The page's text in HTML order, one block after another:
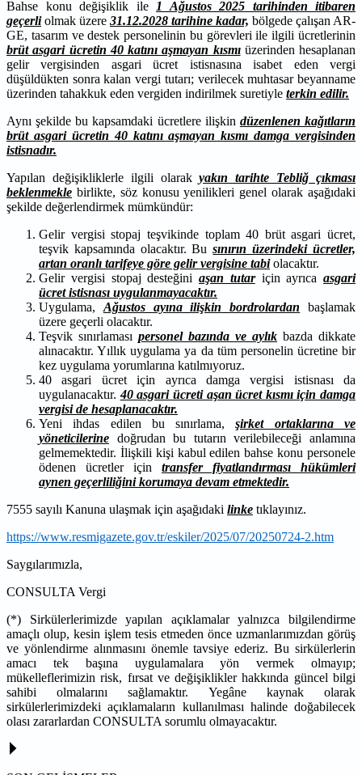
Bahse konu değişiklik ile
1 Ağustos 2025 tarihinden itibaren
geçerliolmak üzere 31.12.2028 tarihine kadar, bölgede çalışan AR-
GE, tasarım ve destek personelinin bu görevleri ile ilgili ücretlerinin
brüt asgari ücretin 40 katını aşmayan kısmıüzerinden hesaplanan
gelir vergisinden asgari ücret istisnasına isabet eden vergi
düşüldükten sonra kalan vergi tutarı; verilecek muhtasar beyanname
üzerinden tahakkuk eden vergiden indirilmek suretiyle terkin edilir.
Aynı şekilde bu kapsamdaki ücretlere ilişkin düzenlenen kağıtların
brüt asgari ücretin 40 katını aşmayan kısmı damga vergisinden
istisnadır.
Yapılan değişikliklerle ilgili olarakyakın tarihte Tebliğ çıkması
beklenmekle birlikte, söz konusu yenilikleri genel olarak aşağıdaki
şekilde değerlendirmek mümkündür:
Gelir vergisi stopaj teşvikinde toplam 40 brüt asgari ücret,
teşvik kapsamında olacaktır. Busınırın üzerindeki ücretler,
artan oranlı tarifeye göre gelir vergisine tabiolacaktır.
Gelir vergisi stopaj desteğini aşan tutariçin ayrıca asgari
ücret istisnası uygulanmayacaktır.
Uygulama, Ağustos ayına ilişkin bordrolardan başlamak
üzere geçerli olacaktır.
Teşvik sınırlaması personel bazında ve aylık bazda dikkate
alınacaktır. Yıllık uygulama ya da tüm personelin ücretine bir
kez uygulama yorumlarına katılmıyoruz.
40 asgari ücret için ayrıca damga vergisi istisnası da
uygulanacaktır.40 asgari ücreti aşan ücret kısmı için damga
vergisi de hesaplanacaktır.
Yeni ihdas edilen bu sınırlama,şirket ortaklarına ve
yöneticilerine doğrudan bu tutarın verilebileceği anlamına
gelmemektedir. İlişkili kişi kabul edilen bahse konu personele
ödenen ücretler için transfer fiyatlandırması hükümleri
aynen geçerliliğini korumaya devam etmektedir.
7555 sayılı Kanuna ulaşmak için aşağıdaki linke tıklayınız.
https://www.resmigazete.gov.tr/eskiler/2025/07/20250724-2.htm
Saygılarımızla,
CONSULTA Vergi
(*) Sirkülerlerimizde yapılan açıklamalar yalnızca bilgilendirme
amaçlı olup, kesin işlem tesis etmeden önce uzmanlarımızdan görüş
ve yönlendirme alınmasını önemle tavsiye ederiz. Bu sirkülerlerin
amacı tek başına uygulamalara yön vermek olmayıp;
mükelleflerimizin risk, fırsat ve değişiklikler hakkında güncel bilgi
sahibi olmalarını sağlamaktır. Yegâne kaynak olarak
sirkülerlerimizdeki açıklamaların kullanılması halinde doğabilecek
olası zararlardan CONSULTA sorumlu olmayacaktır.